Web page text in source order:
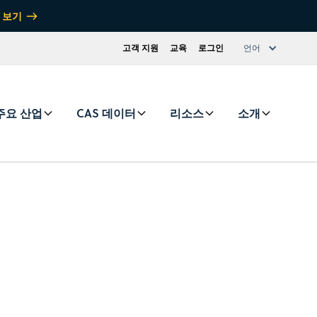
기
고객 지원 교육 로그인 언어
요 산업 CAS 데이터 리소스 소개